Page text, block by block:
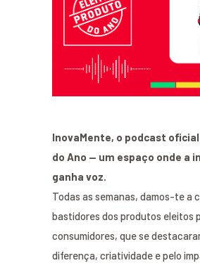
InovaMente, o podcast
do Ano — um espaço onde a
ganha voz.
Todas as semanas, damos-te a
bastidores dos produtos eleitos
consumidores, que se
diferença, criatividade e pelo